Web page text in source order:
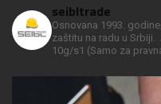
seibltrade
Osnovana 1993.
zaštitu na radu u Srbiji.
10g/s1 (Samo za